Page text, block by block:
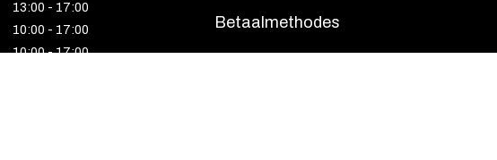
13:00 - 17:00
10:00 - 17:00
10:00 - 17:00
Betaalmethodes